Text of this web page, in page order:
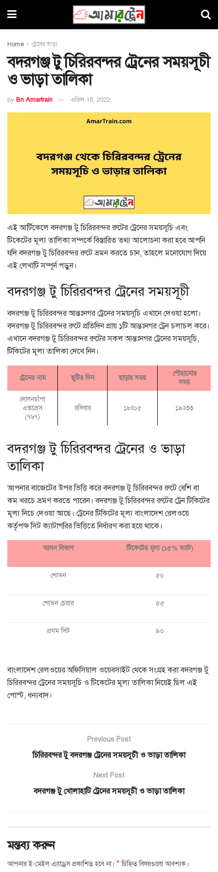
Home ট্রেনের ভাড়া
বদরগঞ্জ টু চিরিরবন্দর ট্রেনের সময়সূচী
ও ভাড়া তালিকা
by Bn Amartrain এপ্রিল 18, 2022
এই আর্টিকেলে বদরগঞ্জ টু চিরিরবন্দর রুটের ট্রেনের সময়সূচি এবং
টিকেটের মূল্য তালিকা সম্পর্কে বিস্তারিত তথ্য আলোচনা করা হবে আপনি
যদি বদরগঞ্জ টু চিরিরবন্দর রুটে ভ্রমন করতে চান, তাহলে মনোযোগ দিয়ে
এই লেখাটি সম্পূর্ন পড়ুন।
বদরগঞ্জ টু চিরিরবন্দর ট্রেনের সময়সূচী
বদরগঞ্জ টু চিরিরবন্দর আন্তঃনগর ট্রেনের সময়সূচি এখানে দেওয়া হলো।
বদরগঞ্জ টু চিরিরবন্দর রুটে প্রতিদিন প্রায় ১টি আন্তঃনগর ট্রেন চলাচল করে।
এখানে বদরগঞ্জ টু চিরিরবন্দর রুটের সকল আন্তঃনগর ট্রেনের সময়সূচি,
টিকিটের মূল্য তালিকা দেখে নিন।
ট্রেনের নাম ছুটির দিন ছাড়ায় সময়
পৌছানোর
সময়
দোলনচাঁপা
এক্সপ্রেস
(৭৬৭)
রবিবার ১৮ঃ০৫ ১৯ঃ৩৩
বদরগঞ্জ টু চিরিরবন্দর ট্রেনের ও ভাড়া
তালিকা
আপনার বাজেটের উপর ভিত্তি করে বদরগঞ্জ টু চিরিরবন্দর রুটে বেশি বা
কম খরচে ভ্রমণ করতে পারেন। বদরগঞ্জ টু চিরিরবন্দর রুটের ট্রেন টিকিটের
মূল্য নিচে দেওয়া আছে। ট্রেনের টিকিটের মূল্য বাংলাদেশ রেলওয়ে
কর্তৃপক্ষ সিট ক্যাটাগরির ভিত্তিতে নির্ধারণ করা হয়ে থাকে।
আসন বিভাগ টিকেটের মূল্য (১৫% ভ্যাট)
শোভন ৫০
শোভন চেয়ার ৫৫
প্রথম সিট ৯০
বাংলাদেশ রেলওয়ের অফিসিয়াল ওয়েবসাইট থেকে সংগ্রহ করা বদরগঞ্জ টু
চিরিরবন্দর ট্রেনের সময়সূচি ও টিকেটের মূল্য তালিকা নিয়েই ছিল এই
পোস্ট, ধন্যবাদ।
Previous Post
চিরিরবন্দর টু বদরগঞ্জ ট্রেনের সময়সূচী ও ভাড়া তালিকা
Next Post
বদরগঞ্জ টু খোলাহাটি ট্রেনের সময়সূচী ও ভাড়া তালিকা
মন্তব্য করুন
আপনার ই-মেইল এ্যাড্রেস প্রকাশিত হবে না। * চিহ্নিত বিষয়গুলো আবশ্যক।